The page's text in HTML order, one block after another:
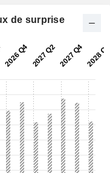
de surprise